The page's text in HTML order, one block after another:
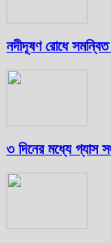
নদীদূষণ রোধে
৩ দিনের মধ্যে গ্যাস